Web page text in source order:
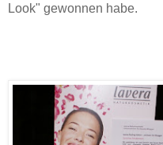
Look" gewonnen habe.